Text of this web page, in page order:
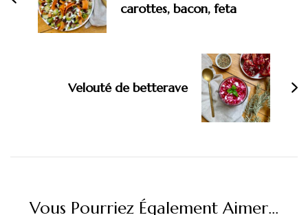
carottes, bacon, feta
Velouté de betterave
Vous Pourriez Également Aimer...